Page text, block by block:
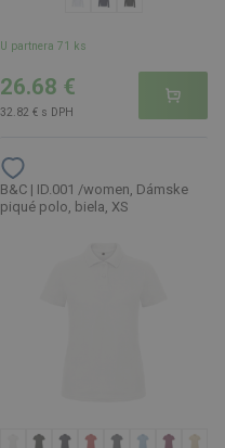
U partnera 71 ks
26.68 €
32.82 € s DPH
B&C | ID.001 /women, Dámske
piqué polo, biela, XS